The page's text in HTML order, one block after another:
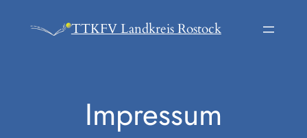
Inhalt
TTKFV Landkreis Rostock
Impressum